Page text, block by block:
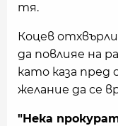
тя.
Коцев
да повлияе на
като каза пред
желание да се
"Нека